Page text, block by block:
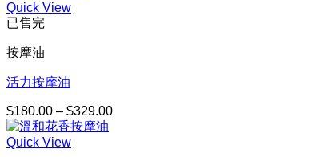
Quick View
已售完
按摩油
活力按摩油
$180.00 – $329.00價
Quick View